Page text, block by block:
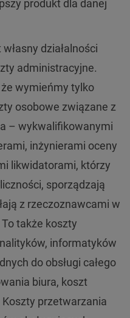
produkt dla danej
działalności
administracyjne.
wymieńmy tylko
osobowe związane z
– wykwalifikowanymi
inżynierami oceny
likwidatorami, którzy
sporządzają
z rzeczoznawcami w
także koszty
informatyków
do obsługi całego
biura, koszt
przetwarzania